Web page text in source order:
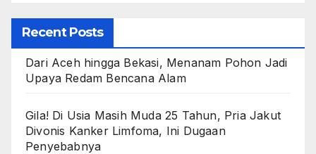
Recent Posts
Dari Aceh hingga Bekasi, Menanam Pohon Jadi
Upaya Redam Bencana Alam
Gila! Di Usia Masih Muda 25 Tahun, Pria Jakut
Divonis Kanker Limfoma, Ini Dugaan
Penyebabnya